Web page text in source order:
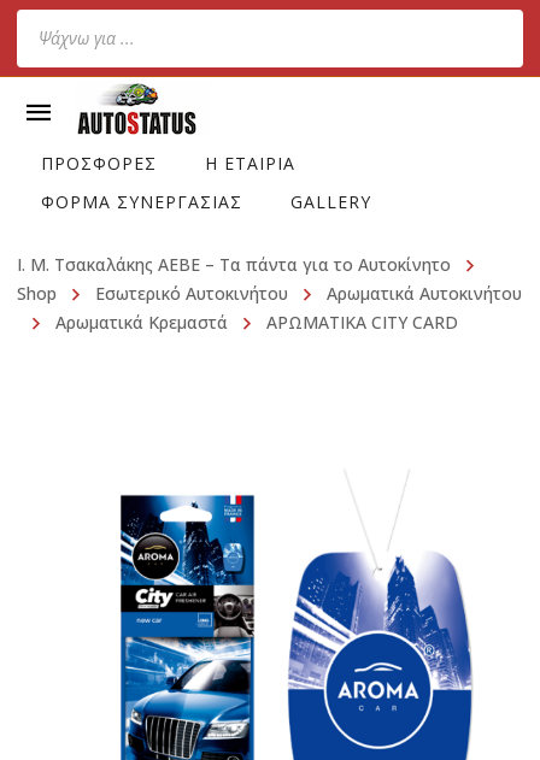
Products
search
ΠΡΟΣΦΟΡΕΣ
Η ΕΤΑΙΡΙΑ
ΦΟΡΜΑ ΣΥΝΕΡΓΑΣΙΑΣ
GALLERY
Ι. Μ. Τσακαλάκης ΑΕΒΕ – Τα πάντα για το Αυτοκίνητο
Shop
Εσωτερικό Αυτοκινήτου
Αρωματικά Αυτοκινήτου
Αρωματικά Κρεμαστά
ΑΡΩΜΑΤΙΚΑ CITY CARD